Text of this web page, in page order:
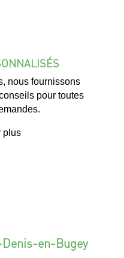
nous fournissons
pour toutes
plus
en-Bugey